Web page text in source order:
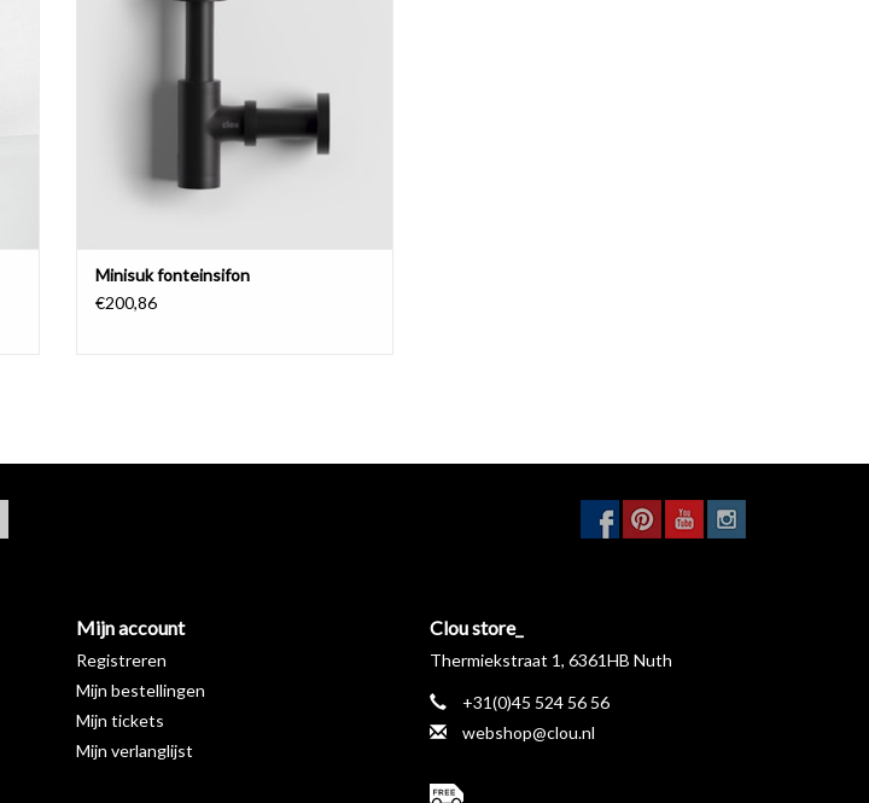
Minisuk fonteinsifon
€200,86
Mijn account
Registreren
Mijn bestellingen
Mijn tickets
Mijn verlanglijst
Clou store_
Thermiekstraat 1, 6361HB Nuth
+31(0)45 524 56 56
webshop@clou.nl